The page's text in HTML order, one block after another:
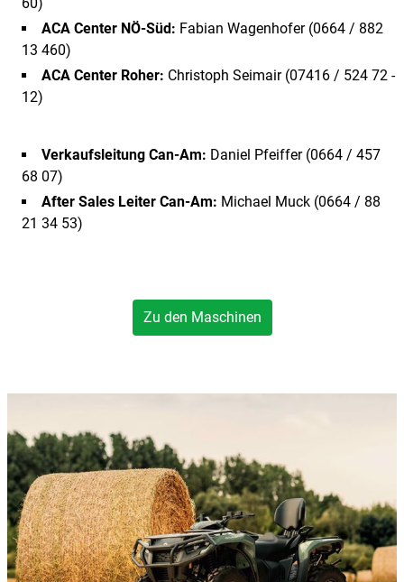
ACA Center NÖ-Süd: Fabian Wagenhofer (0664 / 882
13 460)
ACA Center Roher: Christoph Seimair (07416 / 524 72 -
12)
Verkaufsleitung Can-Am: Daniel Pfeiffer (0664 / 457
68 07)
After Sales Leiter Can-Am: Michael Muck (0664 / 88
21 34 53)
Zu den Maschinen